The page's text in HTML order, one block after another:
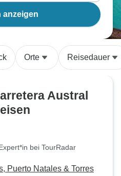
anzeigen
Orte Reisedauer
Austral
bei TourRadar
Puerto Natales & Torres